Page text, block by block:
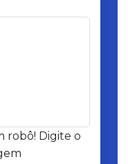
robô! Digite o